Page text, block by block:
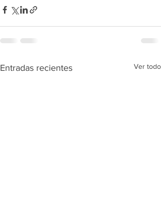
Entradas recientes Ver todo